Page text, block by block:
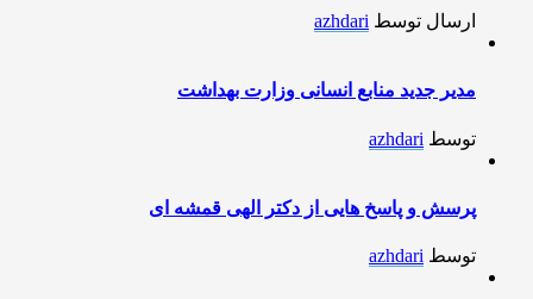
ارسال توسط azhdari
مدیر جدید منابع انسانی وزارت بهداشت
توسط azhdari
پرسش و پاسخ هایی از دکتر الهی قمشه ای
توسط azhdari